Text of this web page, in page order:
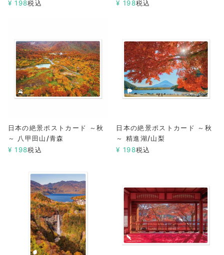
¥ 198税込 ¥ 198税込
日本の絶景ポストカード ～秋
～ 八甲田山/青森
¥ 198税込
日本の絶景ポストカード ～秋
～ 精進湖/山梨
¥ 198税込